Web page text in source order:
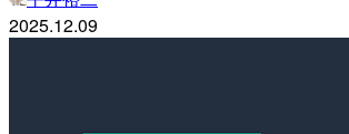
2025.12.09